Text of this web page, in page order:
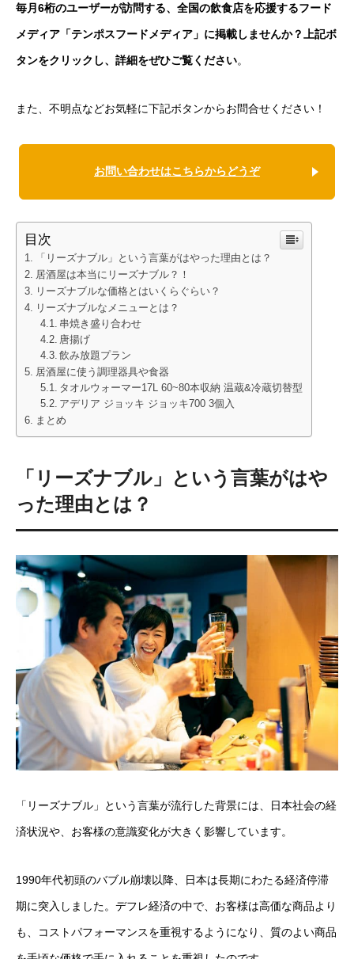
毎月6桁のユーザーが訪問する、全国の飲食店を応援するフード
メディア「テンポスフードメディア」に掲載しませんか？上記ボ
タンをクリックし、詳細をぜひご覧ください。
また、不明点などお気軽に下記ボタンからお問合せください！
お問い合わせはこちらからどうぞ
目次
「リーズナブル」という言葉がはやった理由とは？
居酒屋は本当にリーズナブル？！
リーズナブルな価格とはいくらぐらい？
リーズナブルなメニューとは？
串焼き盛り合わせ
唐揚げ
飲み放題プラン
居酒屋に使う調理器具や食器
タオルウォーマー17L 60~80本収納 温蔵&冷蔵切替型
アデリア ジョッキ ジョッキ700 3個入
まとめ
「リーズナブル」という言葉がはや
った理由とは？
「リーズナブル」という言葉が流行した背景には、日本社会の経
済状況や、お客様の意識変化が大きく影響しています。
1990年代初頭のバブル崩壊以降、日本は長期にわたる経済停滞
期に突入しました。デフレ経済の中で、お客様は高価な商品より
も、コストパフォーマンスを重視するようになり、質のよい商品